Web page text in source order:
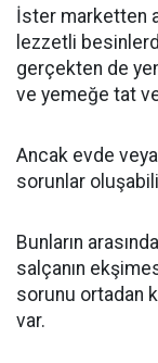
İster marketten
lezzetli
gerçekten de
ve yemeğe tat
Ancak evde
sorunlar
Bunların
salçanın
sorunu ortadan
var.